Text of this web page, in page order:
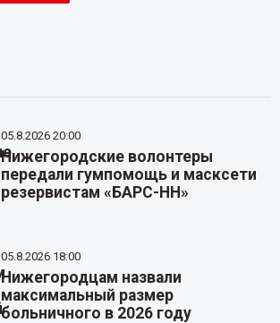
05.8.2026 20:00
Нижегородские волонтеры
передали гумпомощь и масксети
резервистам «БАРС-НН»
05.8.2026 18:00
Нижегородцам назвали
максимальный размер
больничного в 2026 году